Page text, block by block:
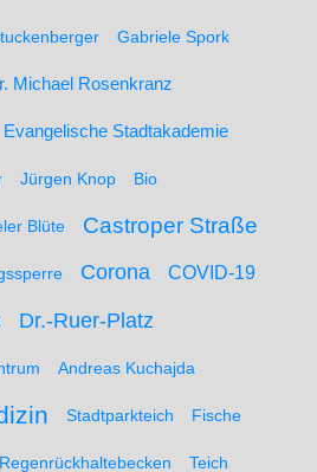
Gabriele Spork
Michael Rosenkranz
Evangelische Stadtakademie
Jürgen Knop Bio
Blüte Castroper Straße
Corona COVID-19
Dr.-Ruer-Platz
Andreas Kuchajda
Stadtparkteich Fische
Regenrückhaltebecken Teich